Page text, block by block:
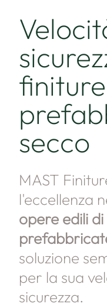
finiture
secco
MAST
l'eccellenza
opere edili
soluzione
per la sua
sicurezza.